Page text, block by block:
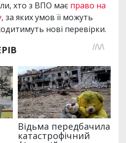
хто з ВПО має право на
, за яких умов її можуть
нові перевірки.